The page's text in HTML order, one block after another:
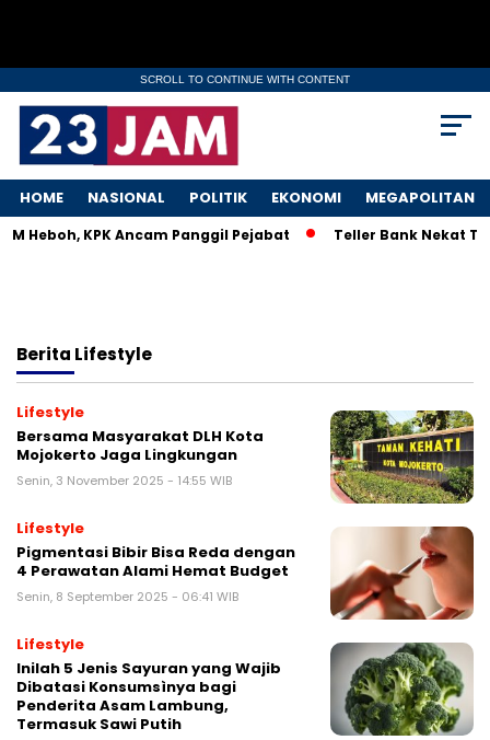
SCROLL TO CONTINUE WITH CONTENT
HOME NASIONAL POLITIK EKONOMI MEGAPOLITAN
Heboh, KPK Ancam Panggil Pejabat Teller Bank Nekat
Berita Lifestyle
Lifestyle
Bersama Masyarakat DLH Kota
Mojokerto Jaga Lingkungan
Senin, 3 November 2025 - 14:55 WIB
Lifestyle
Pigmentasi Bibir Bisa Reda dengan
4 Perawatan Alami Hemat Budget
Senin, 8 September 2025 - 06:41 WIB
Lifestyle
Inilah 5 Jenis Sayuran yang Wajib
Dibatasi Konsumsìnya bagi
Penderita Asam Lambung,
Termasuk Sawi Putih